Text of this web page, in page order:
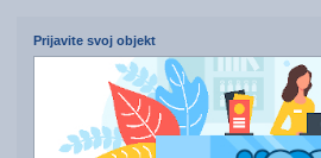
Prijavite svoj objekt